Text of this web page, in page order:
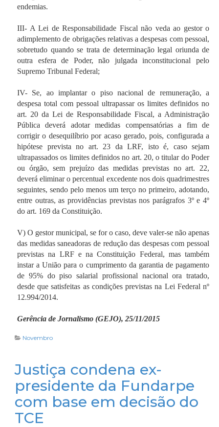
endemias.
III- A Lei de Responsabilidade Fiscal não veda ao gestor o
adimplemento de obrigações relativas a despesas com pessoal,
sobretudo quando se trata de determinação legal oriunda de
outra esfera de Poder, não julgada inconstitucional pelo
Supremo Tribunal Federal;
IV- Se, ao implantar o piso nacional de remuneração, a
despesa total com pessoal ultrapassar os limites definidos no
art. 20 da Lei de Responsabilidade Fiscal, a Administração
Pública deverá adotar medidas compensatórias a fim de
corrigir o desequilíbrio por acaso gerado, pois, configurada a
hipótese prevista no art. 23 da LRF, isto é, caso sejam
ultrapassados os limites definidos no art. 20, o titular do Poder
ou órgão, sem prejuízo das medidas previstas no art. 22,
deverá eliminar o percentual excedente nos dois quadrimestres
seguintes, sendo pelo menos um terço no primeiro, adotando,
entre outras, as providências previstas nos parágrafos 3º e 4º
do art. 169 da Constituição.
V) O gestor municipal, se for o caso, deve valer-se não apenas
das medidas saneadoras de redução das despesas com pessoal
previstas na LRF e na Constituição Federal, mas também
instar a União para o cumprimento da garantia de pagamento
de 95% do piso salarial profissional nacional ora tratado,
desde que satisfeitas as condições previstas na Lei Federal nº
12.994/2014.
Gerência de Jornalismo (GEJO), 25/11/2015
Novembro
Justiça condena ex-
presidente da Fundarpe
com base em decisão do
TCE